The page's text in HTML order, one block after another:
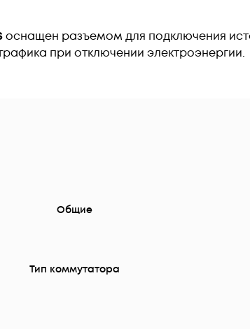
оснащен разъемом для подключения
при отключении электроэнергии.
Общие
Тип коммутатора